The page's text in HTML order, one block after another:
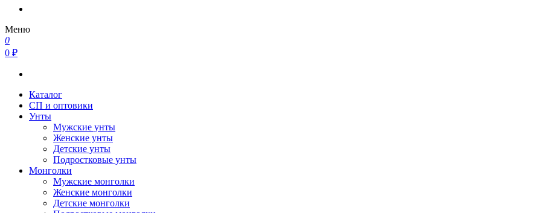
Меню
0
0 ₽
Каталог
СП и оптовики
Унты
Мужские унты
Женские унты
Детские унты
Подростковые унты
Монголки
Мужские монголки
Женские монголки
Детские монголки